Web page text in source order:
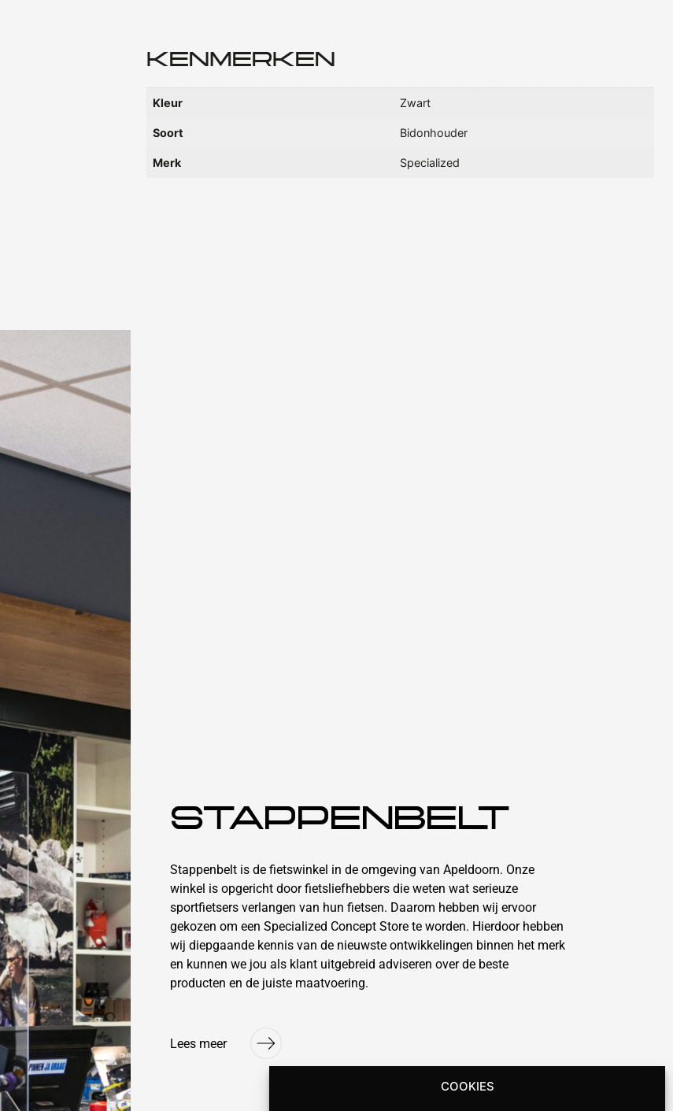
COOKIES
KENMERKEN
Kleur Zwart
Soort Bidonhouder
Merk Specialized
STAPPENBELT
Stappenbelt is de fietswinkel in de omgeving van Apeldoorn. Onze
winkel is opgericht door fietsliefhebbers die weten wat serieuze
sportfietsers verlangen van hun fietsen. Daarom hebben wij ervoor
gekozen om een Specialized Concept Store te worden. Hierdoor hebben
wij diepgaande kennis van de nieuwste ontwikkelingen binnen het merk
en kunnen we jou als klant uitgebreid adviseren over de beste
producten en de juiste maatvoering.
Lees meer